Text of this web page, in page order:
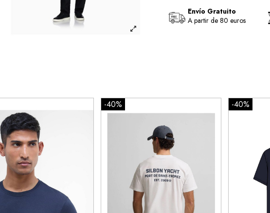
Envío Gratuito
A partir de 80 euros
-40% -40%